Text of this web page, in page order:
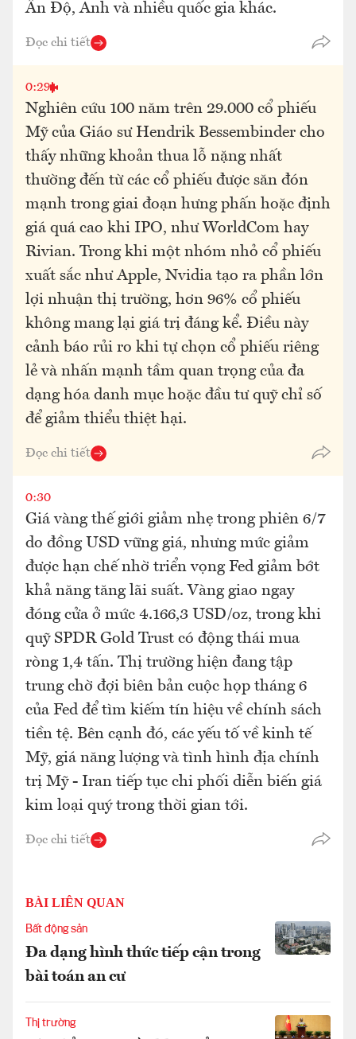
Ấn Độ, Anh và nhiều quốc gia khác.
Đọc chi tiết
0:29
Nghiên cứu 100 năm trên 29.000 cổ phiếu
Mỹ của Giáo sư Hendrik Bessembinder cho
thấy những khoản thua lỗ nặng nhất
thường đến từ các cổ phiếu được săn đón
mạnh trong giai đoạn hưng phấn hoặc định
giá quá cao khi IPO, như WorldCom hay
Rivian. Trong khi một nhóm nhỏ cổ phiếu
xuất sắc như Apple, Nvidia tạo ra phần lớn
lợi nhuận thị trường, hơn 96% cổ phiếu
không mang lại giá trị đáng kể. Điều này
cảnh báo rủi ro khi tự chọn cổ phiếu riêng
lẻ và nhấn mạnh tầm quan trọng của đa
dạng hóa danh mục hoặc đầu tư quỹ chỉ số
để giảm thiểu thiệt hại.
Đọc chi tiết
0:30
Giá vàng thế giới giảm nhẹ trong phiên 6/7
do đồng USD vững giá, nhưng mức giảm
được hạn chế nhờ triển vọng Fed giảm bớt
khả năng tăng lãi suất. Vàng giao ngay
đóng cửa ở mức 4.166,3 USD/oz, trong khi
quỹ SPDR Gold Trust có động thái mua
ròng 1,4 tấn. Thị trường hiện đang tập
trung chờ đợi biên bản cuộc họp tháng 6
của Fed để tìm kiếm tín hiệu về chính sách
tiền tệ. Bên cạnh đó, các yếu tố về kinh tế
Mỹ, giá năng lượng và tình hình địa chính
trị Mỹ - Iran tiếp tục chi phối diễn biến giá
kim loại quý trong thời gian tới.
Đọc chi tiết
BÀI LIÊN QUAN
Bất động sản
Đa dạng hình thức tiếp cận trong
bài toán an cư
Thị trường